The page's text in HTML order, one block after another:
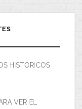
HISTÓRICOS
VER EL